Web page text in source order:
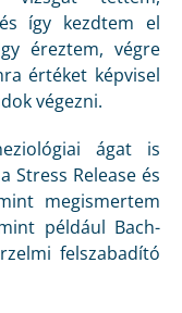
így kezdtem el
éreztem, végre
értéket képvisel
végezni.
ágat is
Stress Release és
megismertem
például Bach-
felszabadító